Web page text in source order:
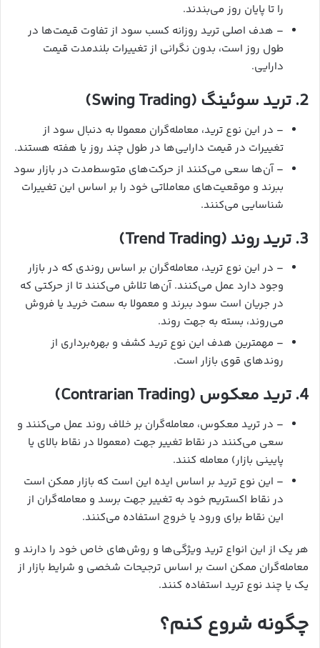
را تا پایان روز می‌بندند.
– هدف اصلی ترید روزانه کسب سود از تفاوت قیمت‌ها در
طول روز است، بدون نگرانی از تغییرات بلندمدت قیمت
دارایی.
2. ترید سوئینگ (Swing Trading)
– در این نوع ترید، معامله‌گران معمولا به دنبال سود از
تغییرات در قیمت دارایی‌ها در طول چند روز یا هفته هستند.
– آن‌ها سعی می‌کنند از حرکت‌های متوسط‌مدت در بازار سود
ببرند و موقعیت‌های معاملاتی خود را بر اساس این تغییرات
شناسایی می‌کنند.
3. ترید روند (Trend Trading)
– در این نوع ترید، معامله‌گران بر اساس روندی که در بازار
وجود دارد عمل می‌کنند. آن‌ها تلاش می‌کنند تا از حرکتی که
در جریان است سود ببرند و معمولا به سمت خرید یا فروش
می‌روند، بسته به جهت روند.
– مهمترین هدف این نوع ترید کشف و بهره‌برداری از
روندهای قوی بازار است.
4. ترید معکوس (Contrarian Trading)
– در ترید معکوس، معامله‌گران بر خلاف روند عمل می‌کنند و
سعی می‌کنند در نقاط تغییر جهت (معمولا در نقاط بالای یا
پایینی بازار) معامله کنند.
– این نوع ترید بر اساس ایده این است که بازار ممکن است
در نقاط اکستریم خود به تغییر جهت برسد و معامله‌گران از
این نقاط برای ورود یا خروج استفاده می‌کنند.
هر یک از این انواع ترید ویژگی‌ها و روش‌های خاص خود را دارند و
معامله‌گران ممکن است بر اساس ترجیحات شخصی و شرایط بازار از
یک یا چند نوع ترید استفاده کنند.
چگونه شروع کنم؟